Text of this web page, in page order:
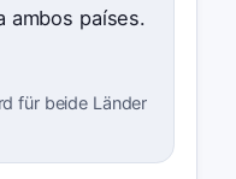
ambos países.
für beide Länder